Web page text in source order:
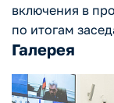
включения в
по итогам
Галерея